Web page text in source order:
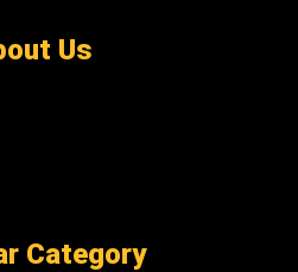
Us
Category